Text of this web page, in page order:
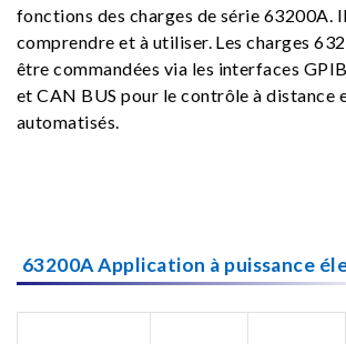
fonctions des charges de série 63200A.
comprendre et à utiliser. Les charges
être commandées via les interfaces
et CAN BUS pour le contrôle à distance
automatisés.
63200A Application à puissance